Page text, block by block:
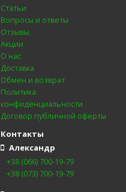
Статьи
Вопросы и ответы
Отзывы
Акции
О нас
Доставка
Обмен и возврат
Политика
конфиденциальности
Договор публичной оферты
Контакты
Александр
+38 (066) 700-19-79
+38 (073) 700-19-79